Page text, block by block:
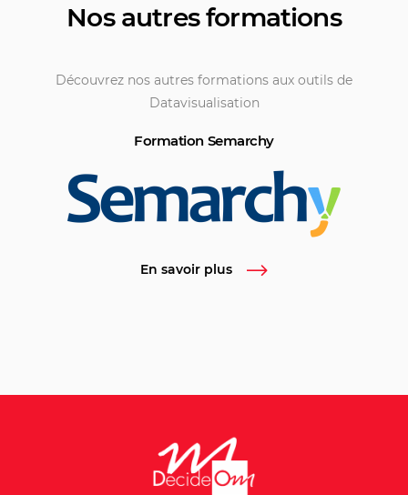
Nos autres formations
Découvrez nos autres formations aux outils de
Datavisualisation
Formation Semarchy
En savoir plus